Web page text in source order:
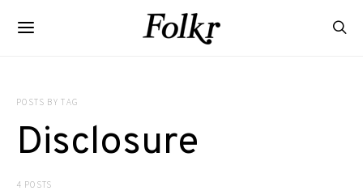
POSTS BY TAG
Disclosure
4 POSTS